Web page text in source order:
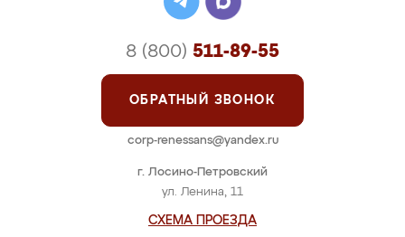
г. Лосино-Петровский
ул. Ленина, 11
СХЕМА ПРОЕЗДА
8 (800) 511-89-55
ОБРАТНЫЙ ЗВОНОК
corp-renessans@yandex.ru